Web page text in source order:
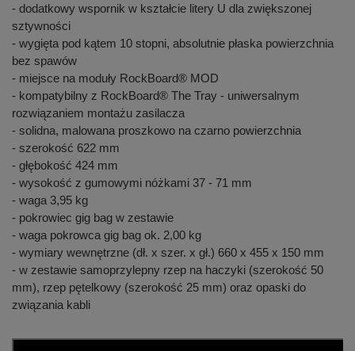
- dodatkowy wspornik w kształcie litery U dla zwiększonej
sztywności
- wygięta pod kątem 10 stopni, absolutnie płaska powierzchnia
bez spawów
- miejsce na moduły RockBoard® MOD
- kompatybilny z RockBoard® The Tray - uniwersalnym
rozwiązaniem montażu zasilacza
- solidna, malowana proszkowo na czarno powierzchnia
- szerokość 622 mm
- głębokość 424 mm
- wysokość z gumowymi nóżkami 37 - 71 mm
- waga 3,95 kg
- pokrowiec gig bag w zestawie
- waga pokrowca gig bag ok. 2,00 kg
- wymiary wewnętrzne (dł. x szer. x gł.) 660 x 455 x 150 mm
- w zestawie samoprzylepny rzep na haczyki (szerokość 50
mm), rzep pętelkowy (szerokość 25 mm) oraz opaski do
związania kabli